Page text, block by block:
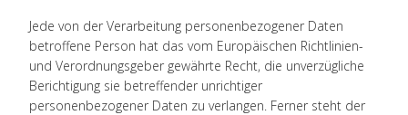
Jede von der Verarbeitung personenbezogener Daten
betroffene Person hat das vom Europäischen Richtlinien-
und Verordnungsgeber gewährte Recht, die unverzügliche
Berichtigung sie betreffender unrichtiger
personenbezogener Daten zu verlangen. Ferner steht der